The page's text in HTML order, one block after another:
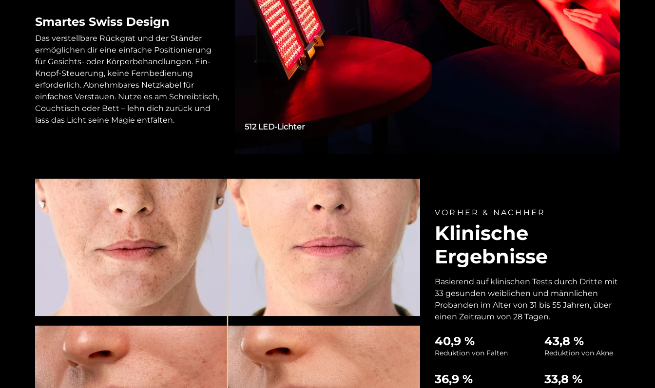
Smartes Swiss Design
Das verstellbare Rückgrat und der Ständer
ermöglichen dir eine einfache Positionierung
für Gesichts- oder Körperbehandlungen. Ein-
Knopf-Steuerung, keine Fernbedienung
erforderlich. Abnehmbares Netzkabel für
einfaches Verstauen. Nutze es am Schreibtisch,
Couchtisch oder Bett – lehn dich zurück und
lass das Licht seine Magie entfalten.
512 LED-Lichter
VORHER & NACHHER
Klinische
Ergebnisse
Basierend auf klinischen Tests durch Dritte mit
33 gesunden weiblichen und männlichen
Probanden im Alter von 31 bis 55 Jahren, über
einen Zeitraum von 28 Tagen.
40,9 %
Reduktion von Falten
43,8 %
Reduktion von Akne
36,9 % 33,8 %